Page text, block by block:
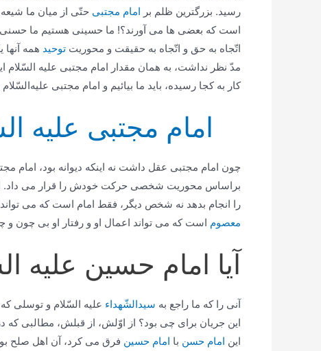
رسید. بزرگترین ظلم بر امام مجتبی حتّی از میان ما
است كه بعضی ها می آورند؟! ما حسینی هستیم ما
اتّجاه به حق و اتّجاه به حقیقت و محوریت توحید همه
مدّ نظر نداشت، به همان مقدار امام مجتبی علیه السّلام
كار به كجا رسیده، باید ما بیائیم و امام مجتبی
امام مجتبی علیه
چون امام مجتبی عقل داشت نه اینكه دیوانه بود، امام
براساس محوریت شخصی حركت خودش را قرار می داد. این
را انجام بدهد نه شخص دیگر، فقط امام است كه می
معصوم است كه می تواند اعمال او و رفتار او بی چون و
آیا امام حسین علیه
آنی را كه ما راجع به سیدالشّهداء علیه السّلام و توسلی
این جریان برای چی بود؟ از اوّلش، از قبلش، مطالبی كه
این امام حسن با امام حسین فرق می كرد، آن اهل صلح